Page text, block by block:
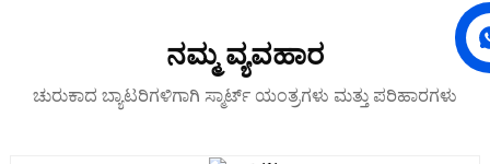
ನಮ್ಮ ವ್ಯವಹಾರ
ಚುರುಕಾದ ಬ್ಯಾಟರಿಗಳಿಗಾಗಿ ಸ್ಮಾರ್ಟ್ ಯಂತ್ರಗಳು ಮತ್ತು ಪರಿಹಾರಗಳು